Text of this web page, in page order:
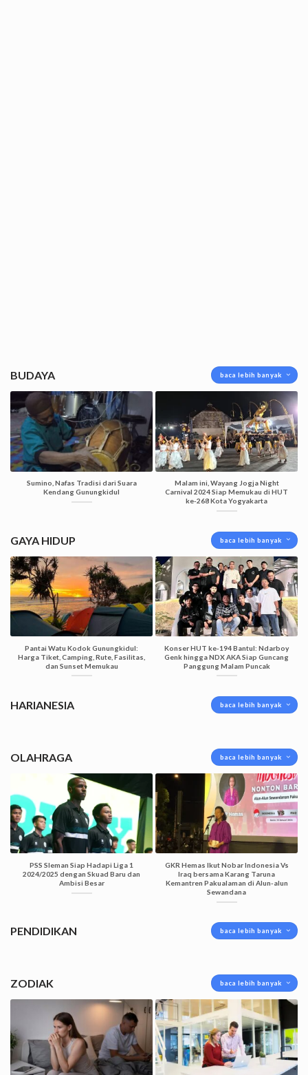
BUDAYA baca lebih banyak
Sumino, Nafas Tradisi dari Suara
Kendang Gunungkidul
Malam ini, Wayang Jogja Night
Carnival 2024 Siap Memukau di HUT
ke-268 Kota Yogyakarta
GAYA HIDUP baca lebih banyak
Pantai Watu Kodok Gunungkidul:
Harga Tiket, Camping, Rute, Fasilitas,
dan Sunset Memukau
Konser HUT ke-194 Bantul: Ndarboy
Genk hingga NDX AKA Siap Guncang
Panggung Malam Puncak
HARIANESIA baca lebih banyak
OLAHRAGA baca lebih banyak
PSS Sleman Siap Hadapi Liga 1
2024/2025 dengan Skuad Baru dan
Ambisi Besar
GKR Hemas Ikut Nobar Indonesia Vs
Iraq bersama Karang Taruna
Kemantren Pakualaman di Alun-alun
Sewandana
PENDIDIKAN baca lebih banyak
ZODIAK baca lebih banyak